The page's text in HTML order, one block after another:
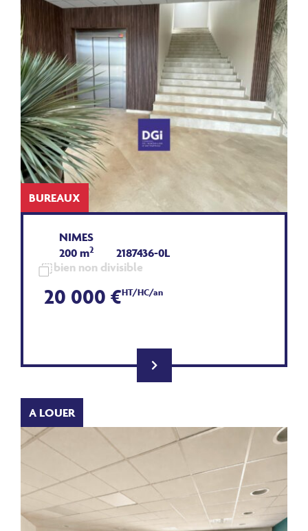
BUREAUX
NIMES
200 m2
2187436-0L
bien non divisible
20 000 €HT/HC/an
A LOUER